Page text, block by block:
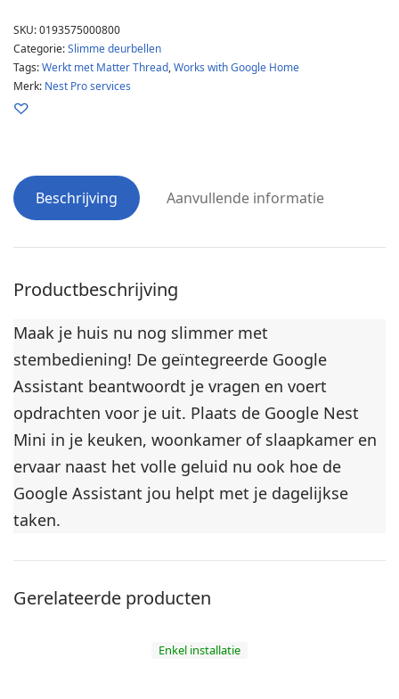
SKU:0193575000800
Categorie:Slimme deurbellen
Tags:Werkt met Matter Thread,Works with Google Home
Merk: Nest Pro services
Beschrijving Aanvullende informatie
Productbeschrijving
Maak je huis nu nog slimmer met
stembediening! De geïntegreerde Google
Assistant beantwoordt je vragen en voert
opdrachten voor je uit. Plaats de Google Nest
Mini in je keuken, woonkamer of slaapkamer en
ervaar naast het volle geluid nu ook hoe de
Google Assistant jou helpt met je dagelijkse
taken.
Gerelateerde producten
Enkel installatie